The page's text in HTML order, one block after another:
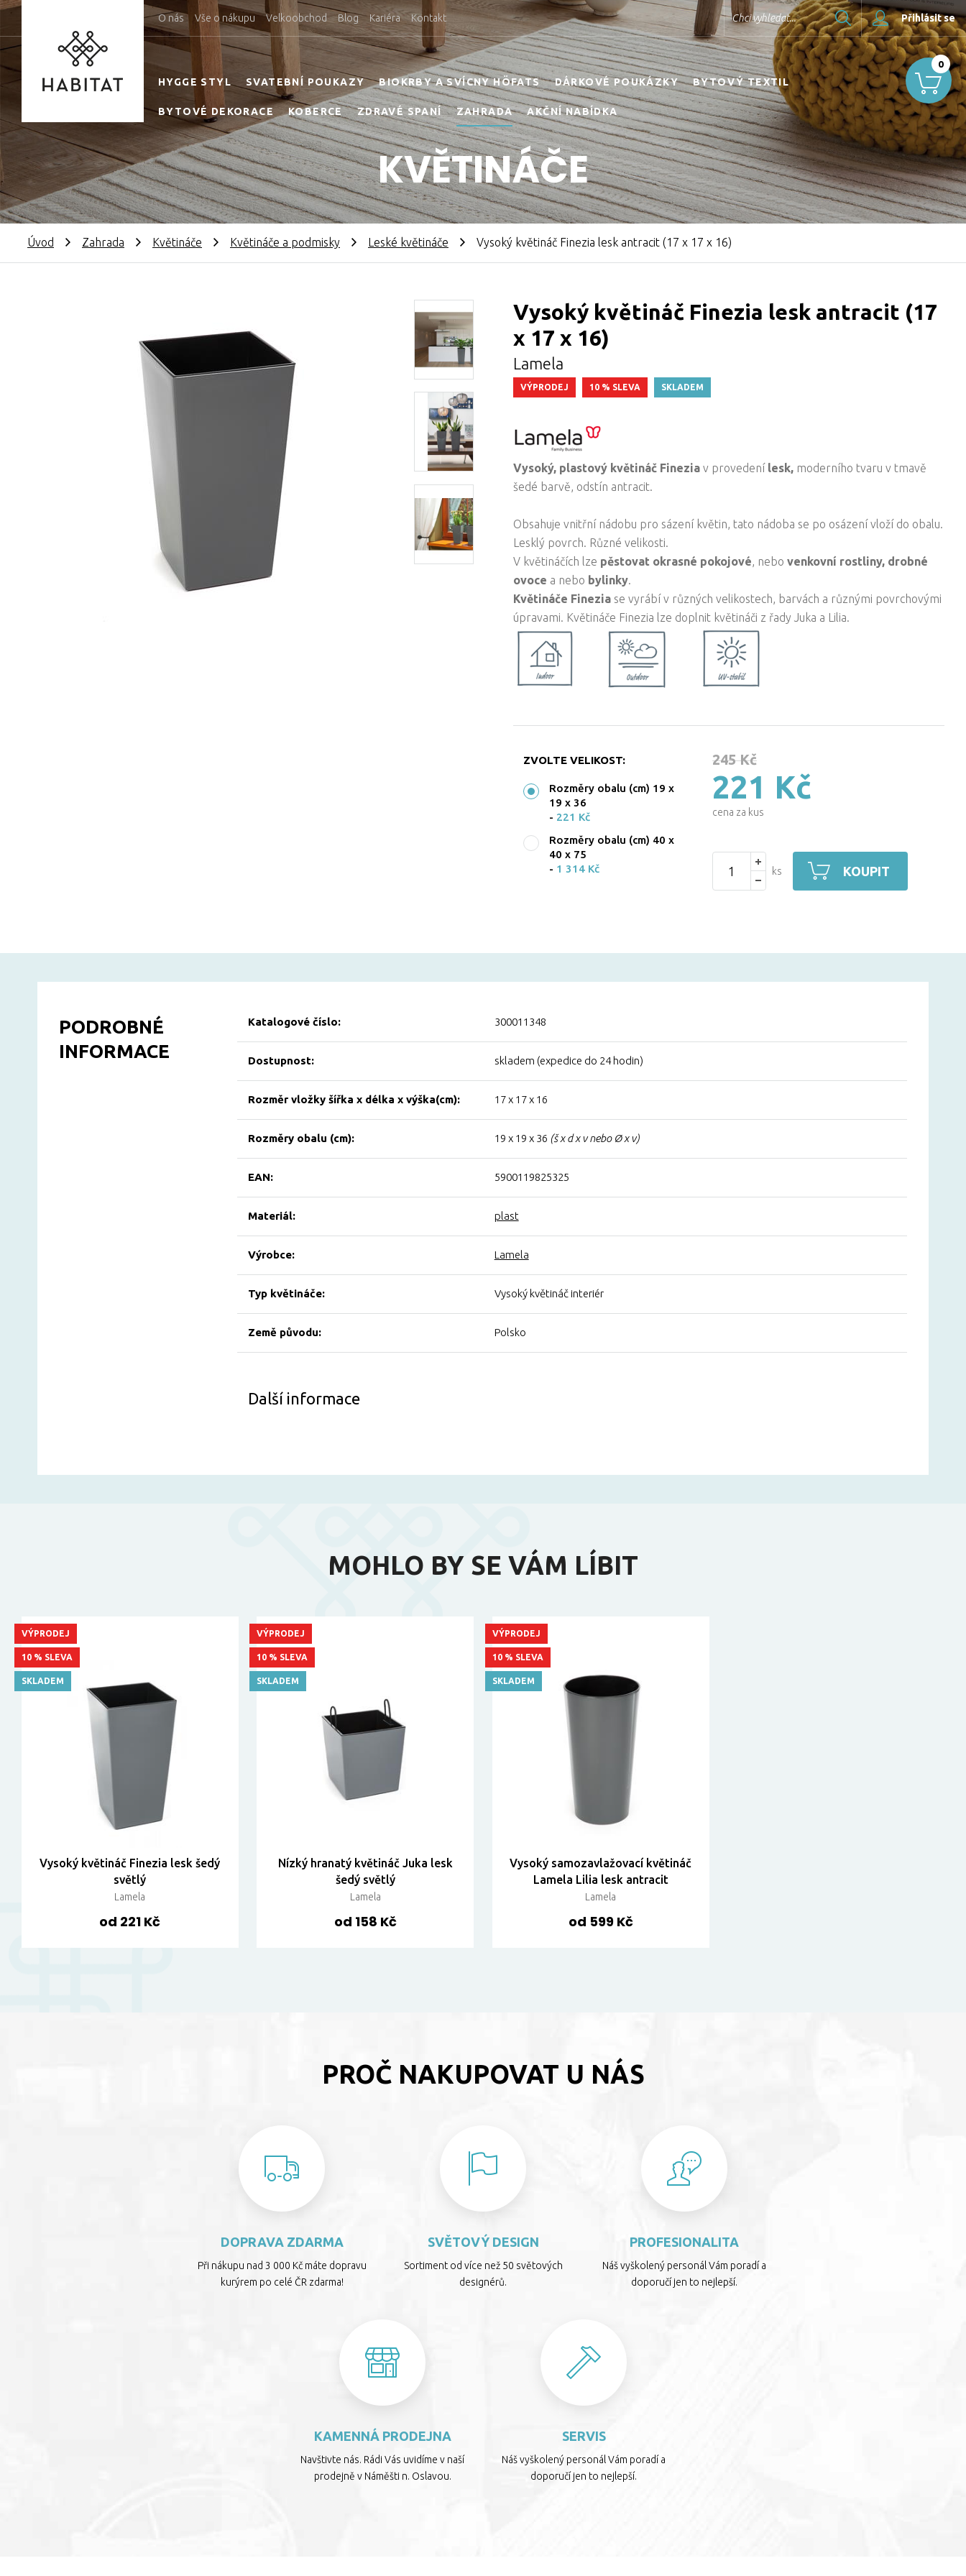
O nás Vše o nákupu Velkoobchod Blog Kariéra Kontakt Přihlásit se
Chci vyhledat... Hledat
HYGGE STYL SVATEBNÍ POUKAZY BIOKRBY A SVÍCNY HÖFATS DÁRKOVÉ POUKÁZKY BYTOVÝ TEXTIL
BYTOVÉ DEKORACE KOBERCE ZDRAVÉ SPANÍ ZAHRADA AKČNÍ NABÍDKA
KVĚTINÁČE
0
Úvod Zahrada Květináče Květináče a podmisky Leské květináče Vysoký květináč Finezia lesk antracit (17 x 17 x 16)
Vysoký květináč Finezia lesk antracit (17
x 17 x 16)
Lamela
VÝPRODEJ 10 % SLEVA SKLADEM
Vysoký, plastový květináč Finezia v provedení lesk, moderního tvaru v tmavě
šedé barvě, odstín antracit.
Obsahuje vnitřní nádobu pro sázení květin, tato nádoba se po osázení vloží do obalu.
Lesklý povrch. Různé velikosti.
V květináčích lze pěstovat okrasné pokojové, nebovenkovní rostliny, drobné
ovoce a nebo bylinky.
Květináče Finezia se vyrábí v různých velikostech, barvách a různými povrchovými
úpravami. Květináče Finezia lze doplnit květináči z řady Juka a Lilia.
ZVOLTE VELIKOST:
Rozměry obalu (cm) 19 x
19 x 36
- 221 Kč
Rozměry obalu (cm) 40 x
40 x 75
- 1 314 Kč
245 Kč
221 Kč
cena za kus
ks KOUPIT
PODROBNÉ
INFORMACE
Katalogové číslo: 300011348
Dostupnost: skladem (expedice do 24 hodin)
Rozměr vložky šířka x délka x výška(cm): 17 x 17 x 16
Rozměry obalu (cm): 19 x 19 x 36 (š x d x v nebo Ø x v)
EAN: 5900119825325
Materiál: plast
Výrobce: Lamela
Typ květináče: Vysoký květináč interiér
Země původu: Polsko
Další informace
MOHLO BY SE VÁM LÍBIT
Vysoký květináč Finezia lesk šedý
světlý
Lamela
od 221 Kč
VÝPRODEJ
10 % SLEVA
SKLADEM
Nízký hranatý květináč Juka lesk
šedý světlý
Lamela
od 158 Kč
VÝPRODEJ
10 % SLEVA
SKLADEM
Vysoký samozavlažovací květináč
Lamela Lilia lesk antracit
Lamela
od 599 Kč
VÝPRODEJ
10 % SLEVA
SKLADEM
PROČ NAKUPOVAT U NÁS
DOPRAVA ZDARMA
Při nákupu nad 3 000 Kč máte dopravu
kurýrem po celé ČR zdarma!
SVĚTOVÝ DESIGN
Sortiment od více než 50 světových
designérů.
PROFESIONALITA
Náš vyškolený personál Vám poradí a
doporučí jen to nejlepší.
KAMENNÁ PRODEJNA
Navštivte nás. Rádi Vás uvidíme v naší
prodejně v Náměšti n. Oslavou.
SERVIS
Náš vyškolený personál Vám poradí a
doporučí jen to nejlepší.